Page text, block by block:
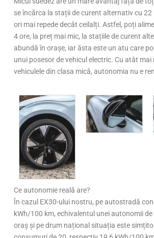
se încărca la stații de curent alternativ cu 22
ori mai repede decât ceilalți. Astfel, poți
4 ore, la preț mai mic, la stațiile de curent
abundă în orașe, iar ăsta este un atu care
unui posesor de vehicul electric. Cu atât mai
vehiculele din clasa mică, autonomia nu e
Ce autonomie reală are?
În cazul EX30-ului nostru, pe autostradă
kWh/100 km, echivalentul unei autonomii de
oraș și pe drum național situația este